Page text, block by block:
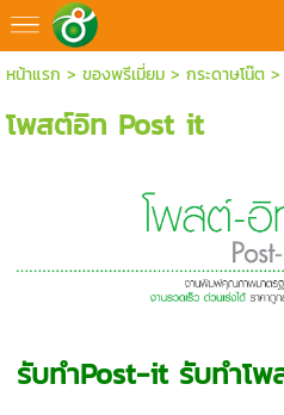
หน้าแรก > ของพรีเมี่ยม> กระดาษโน๊ต>
โพสต์อิท Post it
รับทำPost-it รับทำโ